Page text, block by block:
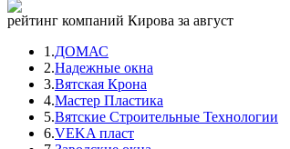
рейтинг компаний Кирова за август
1.ДОМАС
2.Надежные окна
3.Вятская Крона
4.Мастер Пластика
5.Вятские Строительные Технологии
6.VEKA пласт